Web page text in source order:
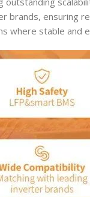
ensuring
where stable